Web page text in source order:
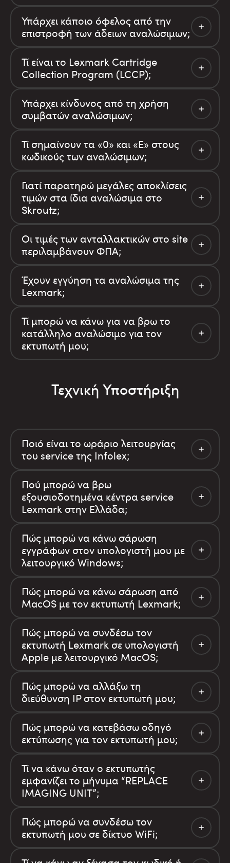
Υπάρχει κάποιο όφελος από την
επιστροφή των άδειων αναλώσιμων;
Τί είναι το Lexmark Cartridge
Collection Program (LCCP);
Υπάρχει κίνδυνος από τη χρήση
συμβατών αναλώσιμων;
Τί σημαίνουν τα «0» και «E» στους
κωδικούς των αναλώσιμων;
Γιατί παρατηρώ μεγάλες αποκλίσεις
τιμών στα ίδια αναλώσιμα στο
Skroutz;
Οι τιμές των ανταλλακτικών στο site
περιλαμβάνουν ΦΠΑ;
Έχουν εγγύηση τα αναλώσιμα της
Lexmark;
Τί μπορώ να κάνω για να βρω το
κατάλληλο αναλώσιμο για τον
εκτυπωτή μου;
Τεχνική Υποστήριξη
Ποιό είναι το ωράριο λειτουργίας
του service της Infolex;
Πού μπορώ να βρω
εξουσιοδοτημένα κέντρα service
Lexmark στην Ελλάδα;
Πώς μπορώ να κάνω σάρωση
εγγράφων στον υπολογιστή μου με
λειτουργικό Windows;
Πώς μπορώ να κάνω σάρωση από
MacOS με τον εκτυπωτή Lexmark;
Πώς μπορώ να συνδέσω τον
εκτυπωτή Lexmark σε υπολογιστή
Apple με λειτουργικό MacOS;
Πώς μπορώ να αλλάξω τη
διεύθυνση IP στον εκτυπωτή μου;
Πώς μπορώ να κατεβάσω οδηγό
εκτύπωσης για τον εκτυπωτή μου;
Τί να κάνω όταν ο εκτυπωτής
εμφανίζει το μήνυμα “REPLACE
IMAGING UNIT”;
Πώς μπορώ να συνδέσω τον
εκτυπωτή μου σε δίκτυο WiFi;